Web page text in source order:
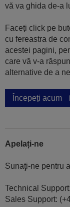
vă va ghida de-a
Faceți click pe
cu fereastra de
acestei pagini,
care vă v-a
alternative de a
Începeți acum
Apelați-ne
Sunaţi-ne pentru
Technical
Sales Support: